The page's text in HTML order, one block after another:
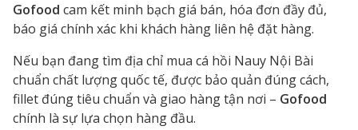
Gofood cam kết minh bạch giá bán, hóa đơn đầy đủ,
báo giá chính xác khi khách hàng liên hệ đặt hàng.
Nếu bạn đang tìm địa chỉ mua cá hồi Nauy Nội Bài
chuẩn chất lượng quốc tế, được bảo quản đúng cách,
fillet đúng tiêu chuẩn và giao hàng tận nơi – Gofood
chính là sự lựa chọn hàng đầu.